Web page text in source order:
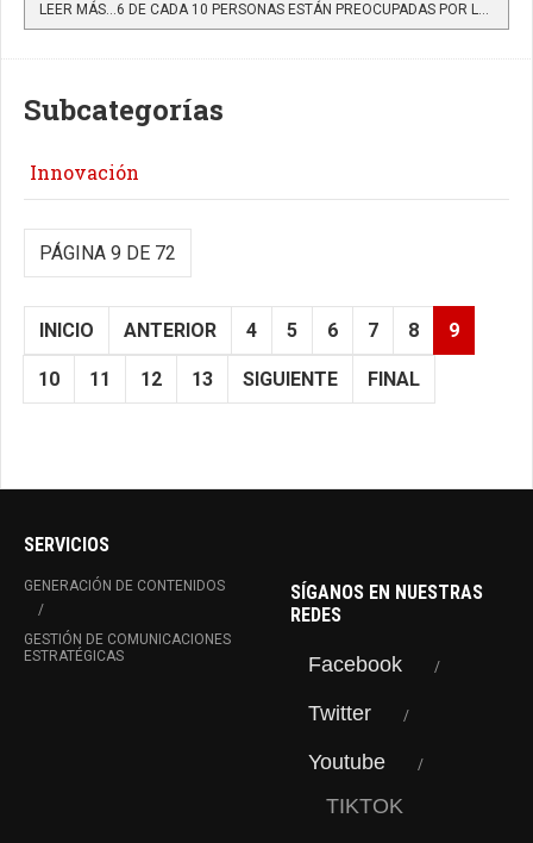
LEER MÁS…6 DE CADA 10 PERSONAS ESTÁN PREOCUPADAS POR LA PRIVACIDAD Y DESCONFÍAN DEL MANEJO DE SUS DATOS...
Subcategorías
Innovación
PÁGINA 9 DE 72
INICIO ANTERIOR 4 5 6 7 8 9
10 11 12 13 SIGUIENTE FINAL
SERVICIOS
GENERACIÓN DE CONTENIDOS
GESTIÓN DE COMUNICACIONES
ESTRATÉGICAS
SÍGANOS EN NUESTRAS
REDES
Facebook
Twitter
Youtube
TIKTOK